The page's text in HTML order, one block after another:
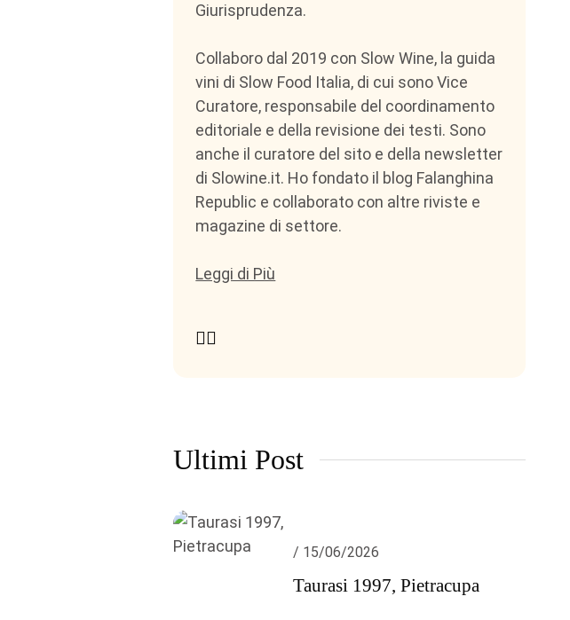
Giurisprudenza.
Collaboro dal 2019 con Slow Wine, la guida
vini di Slow Food Italia, di cui sono Vice
Curatore, responsabile del coordinamento
editoriale e della revisione dei testi. Sono
anche il curatore del sito e della newsletter
di Slowine.it. Ho fondato il blog Falanghina
Republic e collaborato con altre riviste e
magazine di settore.
Leggi di Più
Ultimi Post
/ 15/06/2026
Taurasi 1997, Pietracupa